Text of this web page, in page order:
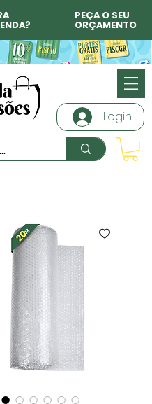
PEÇA O SEU
ORÇAMENTO
Login